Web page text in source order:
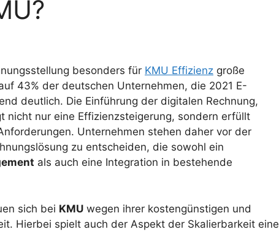
besonders für KMU Effizienz große
43% der deutschen Unternehmen, die 2021 E-
deutlich. Die Einführung der digitalen Rechnung,
nicht nur eine Effizienzsteigerung, sondern erfüllt
Unternehmen stehen daher vor der
zu entscheiden, die sowohl ein
als auch eine Integration in bestehende
sich bei KMU wegen ihrer kostengünstigen und
Hierbei spielt auch der Aspekt der Skalierbarkeit eine